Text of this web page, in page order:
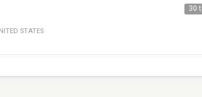
30
STATES